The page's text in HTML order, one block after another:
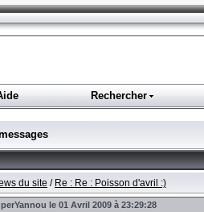
Rechercher
du site / Re : Re : Poisson d'avril :)
le 01 Avril 2009 à 23:29:28